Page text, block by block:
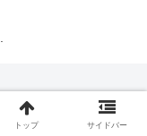
トップ サイドバー